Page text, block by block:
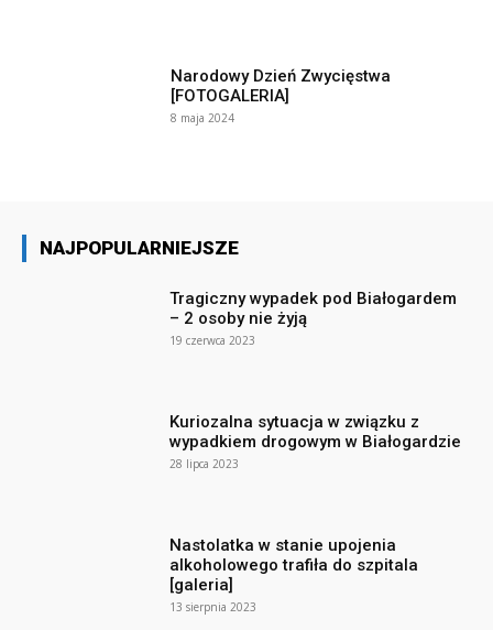
Narodowy Dzień Zwycięstwa
[FOTOGALERIA]
8 maja 2024
NAJPOPULARNIEJSZE
Tragiczny wypadek pod Białogardem
– 2 osoby nie żyją
19 czerwca 2023
Kuriozalna sytuacja w związku z
wypadkiem drogowym w Białogardzie
28 lipca 2023
Nastolatka w stanie upojenia
alkoholowego trafiła do szpitala
[galeria]
13 sierpnia 2023